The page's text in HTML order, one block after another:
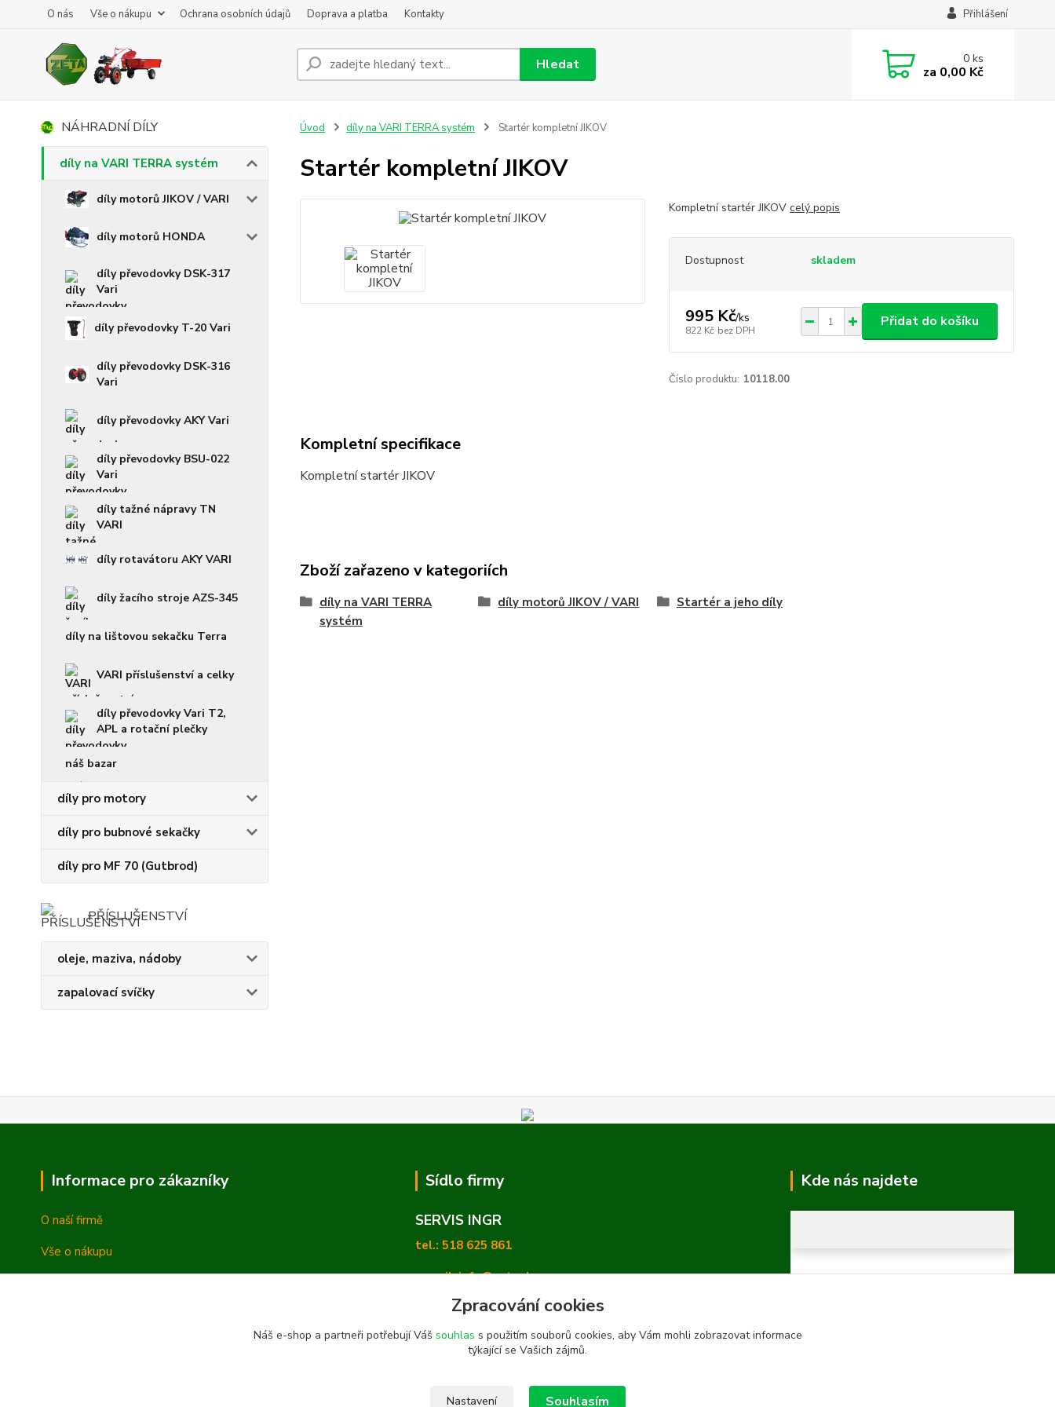
O nás Vše o nákupu Ochrana osobních údajů Doprava a platba Kontakty Přihlášení
Hledat 0ks
za 0,00 Kč
NÁHRADNÍ DÍLY
díly na VARI TERRA systém
díly motorů JIKOV / VARI
díly motorů HONDA
díly převodovky DSK-317
Vari
díly převodovky T-20 Vari
díly převodovky DSK-316
Vari
díly převodovky AKY Vari
díly převodovky BSU-022
Vari
díly tažné nápravy TN
VARI
díly rotavátoru AKY VARI
díly žacího stroje AZS-345
díly na lištovou sekačku Terra
VARI příslušenství a celky
díly převodovky Vari T2,
APL a rotační plečky
náš bazar
díly pro motory
díly pro bubnové sekačky
díly pro MF 70 (Gutbrod)
PŘÍSLUŠENSTVÍ
oleje, maziva, nádoby
zapalovací svíčky
Úvod díly na VARI TERRA systém Startér kompletní JIKOV
Startér kompletní JIKOV
Kompletní startér JIKOV celý popis
Dostupnost skladem
995 Kč/ks
822 Kč bez DPH
Přidat do košíku
Číslo produktu: 10118.00
Kompletní specifikace
Kompletní startér JIKOV
Zboží zařazeno v kategoriích
díly na VARI TERRA
systém
díly motorů JIKOV / VARI Startér a jeho díly
Informace pro zákazníky
O naší firmě
Vše o nákupu
Sídlo firmy
SERVIS INGR
tel.: 518 625 861
e-mail: info@zetashop.cz
Mgr. Olga Hradilová, Ph. D.
Skoronice 169, Vlkoš 696 41
Kde nás najdete
Zpracování cookies
Náš e-shop a partneři potřebují Váš souhlas s použitím souborů cookies, aby Vám mohli zobrazovat informace
týkající se Vašich zájmů.
Nastavení Souhlasím